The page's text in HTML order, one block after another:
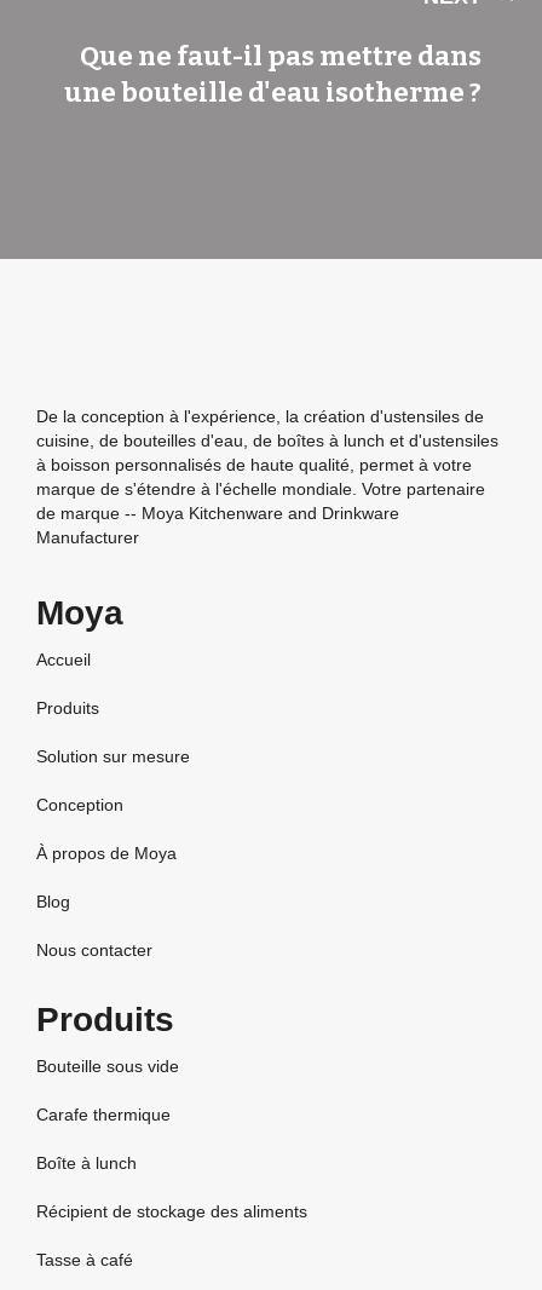
Que ne faut-il pas mettre dans
une bouteille d'eau isotherme ?
De la conception à l'expérience, la création d'ustensiles de
cuisine, de bouteilles d'eau, de boîtes à lunch et d'ustensiles
à boisson personnalisés de haute qualité, permet à votre
marque de s'étendre à l'échelle mondiale. Votre partenaire
de marque -- Moya Kitchenware and Drinkware
Manufacturer
Moya
Accueil
Produits
Solution sur mesure
Conception
À propos de Moya
Blog
Nous contacter
Produits
Bouteille sous vide
Carafe thermique
Boîte à lunch
Récipient de stockage des aliments
Tasse à café